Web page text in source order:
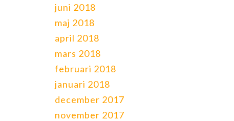
juni 2018
maj 2018
april 2018
mars 2018
februari 2018
januari 2018
december 2017
november 2017